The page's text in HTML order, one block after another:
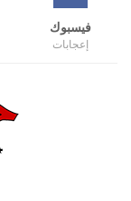
فيسبوك
إعجابات